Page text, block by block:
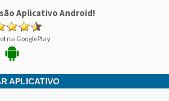
Aplicativo Android!
na GooglePlay
APLICATIVO